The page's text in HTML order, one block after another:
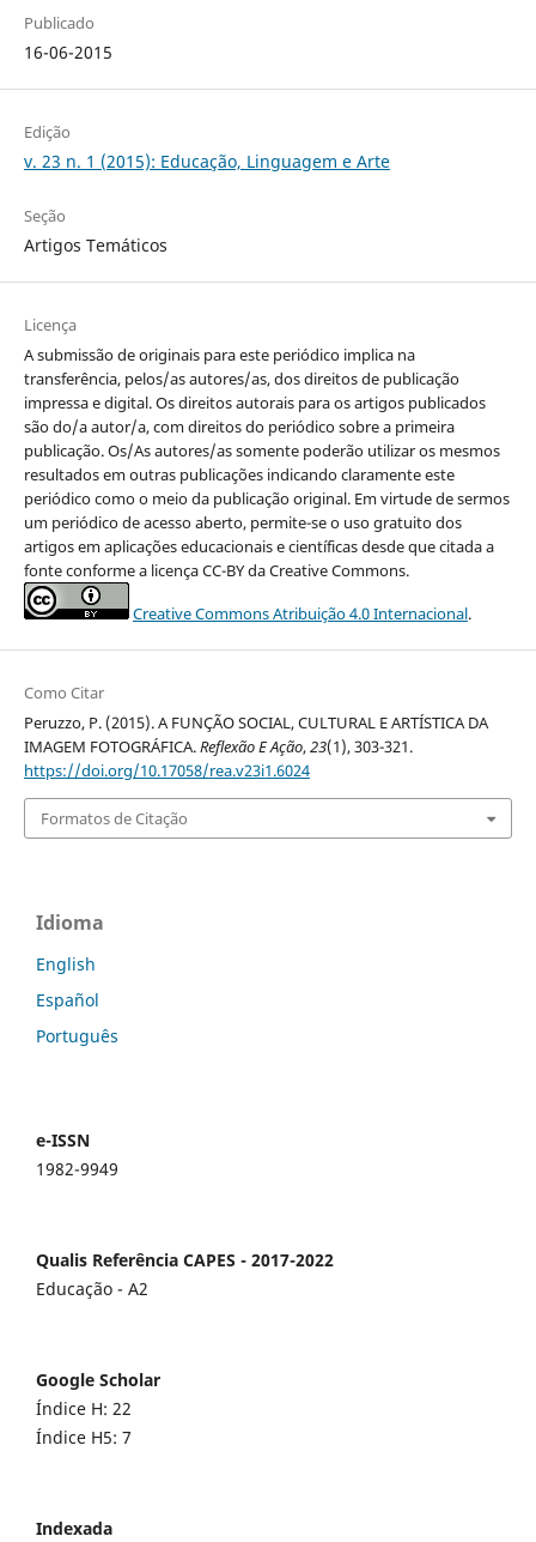
Publicado
16-06-2015
Edição
v. 23 n. 1 (2015): Educação, Linguagem e Arte
Seção
Artigos Temáticos
Licença
A submissão de originais para este periódico implica na
transferência, pelos/as autores/as, dos direitos de publicação
impressa e digital. Os direitos autorais para os artigos publicados
são do/a autor/a, com direitos do periódico sobre a primeira
publicação. Os/As autores/as somente poderão utilizar os mesmos
resultados em outras publicações indicando claramente este
periódico como o meio da publicação original. Em virtude de sermos
um periódico de acesso aberto, permite-se o uso gratuito dos
artigos em aplicações educacionais e científicas desde que citada a
fonte conforme a licença CC-BY da Creative Commons.
Creative Commons Atribuição 4.0 Internacional.
Como Citar
Peruzzo, P. (2015). A FUNÇÃO SOCIAL, CULTURAL E ARTÍSTICA DA
IMAGEM FOTOGRÁFICA.Reflexão E Ação,23(1), 303-321.
https://doi.org/10.17058/rea.v23i1.6024
Formatos de Citação
Idioma
English
Español
Português
e-ISSN
1982-9949
Qualis Referência CAPES - 2017-2022
Educação - A2
Google Scholar
Índice H: 22
Índice H5: 7
Indexada